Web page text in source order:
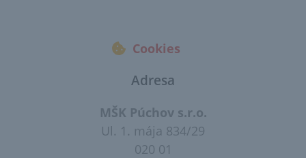
Cookies
Adresa
MŠK Púchov s.r.o.
Ul. 1. mája 834/29
020 01